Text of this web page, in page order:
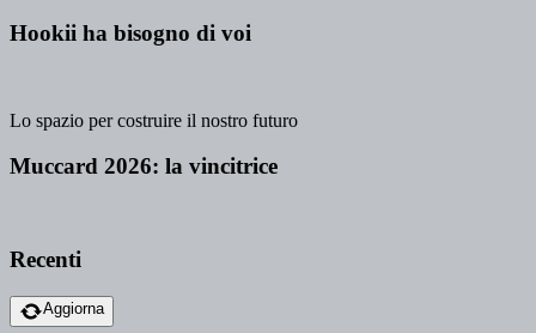
Hookii ha bisogno di voi
Lo spazio per costruire il nostro futuro
Muccard 2026: la vincitrice
Recenti
Aggiorna